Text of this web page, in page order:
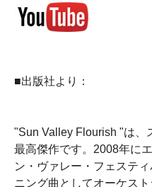
■出版社より：
"Sun Valley Flourish "は、
最高傑作です。2008年に
ン・ヴァレー・フェステ
ニング曲としてオーケス